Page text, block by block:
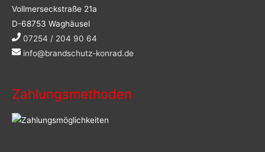
Vollmerseckstraße 21a
D-68753 Waghäusel
07254 / 204 90 64
info@brandschutz-konrad.de
Zahlungsmethoden